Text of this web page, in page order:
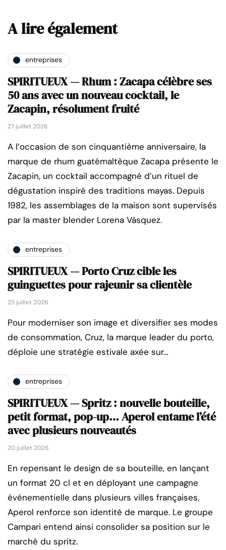
A lire également
entreprises
SPIRITUEUX — Rhum : Zacapa célèbre ses
50 ans avec un nouveau cocktail, le
Zacapin, résolument fruité
27 juillet 2026
A l’occasion de son cinquantième anniversaire, la
marque de rhum guatémaltèque Zacapa présente le
Zacapin, un cocktail accompagné d’un rituel de
dégustation inspiré des traditions mayas. Depuis
1982, les assemblages de la maison sont supervisés
par la master blender Lorena Vásquez.
entreprises
SPIRITUEUX — Porto Cruz cible les
guinguettes pour rajeunir sa clientèle
25 juillet 2026
Pour moderniser son image et diversifier ses modes
de consommation, Cruz, la marque leader du porto,
déploie une stratégie estivale axée sur…
entreprises
SPIRITUEUX — Spritz : nouvelle bouteille,
petit format, pop-up… Aperol entame l’été
avec plusieurs nouveautés
20 juillet 2026
En repensant le design de sa bouteille, en lançant
un format 20 cl et en déployant une campagne
événementielle dans plusieurs villes françaises,
Aperol renforce son identité de marque. Le groupe
Campari entend ainsi consolider sa position sur le
marché du spritz.